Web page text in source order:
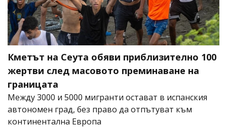
Кметът на Сеута обяви приблизително 100
жертви след масовото преминаване на
границата
Между 3000 и 5000 мигранти остават в испанския
автономен град, без право да отпътуват към
континентална Европа